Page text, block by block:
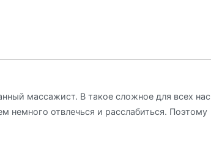
массажист. В такое сложное для всех нас
немного отвлечься и расслабиться. Поэтому